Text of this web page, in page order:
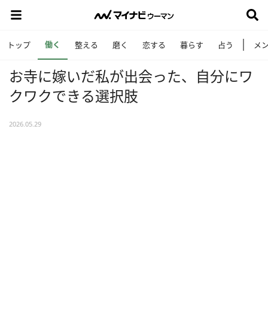
トップ 働く 整える 磨く 恋する 暮らす 占う メ
お寺に嫁いだ私が出会った、自分にワ
クワクできる選択肢
2026.05.29